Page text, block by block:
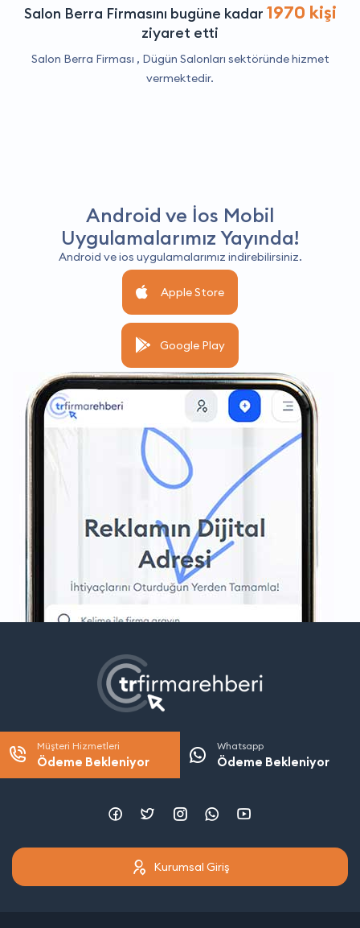
Salon Berra Firmasını bugüne kadar 1970 kişi
ziyaret etti
Salon Berra Firması , Dügün Salonları sektöründe hizmet
vermektedir.
Android ve İos Mobil
Uygulamalarımız Yayında!
Android ve ios uygulamalarımız indirebilirsiniz.
Apple Store
Google Play
Müşteri Hizmetleri
Ödeme Bekleniyor
Whatsapp
Ödeme Bekleniyor
Kurumsal Giriş